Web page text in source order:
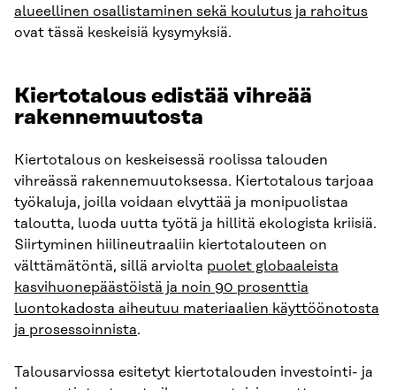
alueellinen osallistaminen sekä koulutus ja rahoitus
ovat tässä keskeisiä kysymyksiä.
Kiertotalous edistää vihreää
rakennemuutosta
Kiertotalous on keskeisessä roolissa talouden
vihreässä rakennemuutoksessa. Kiertotalous tarjoaa
työkaluja, joilla voidaan elvyttää ja monipuolistaa
taloutta, luoda uutta työtä ja hillitä ekologista kriisiä.
Siirtyminen hiilineutraaliin kiertotalouteen on
välttämätöntä, sillä arviolta puolet globaaleista
kasvihuonepäästöistä ja noin 90 prosenttia
luontokadosta aiheutuu materiaalien käyttöönotosta
ja prosessoinnista.
Talousarviossa esitetyt kiertotalouden investointi- ja